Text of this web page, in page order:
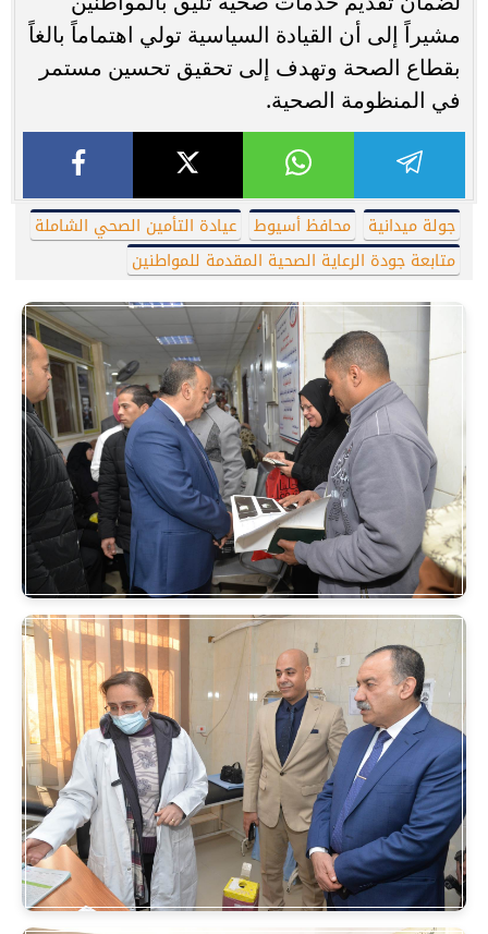
مشيراً إلى أن القيادة السياسية تولي اهتماماً بالغاً
بقطاع الصحة وتهدف إلى تحقيق تحسين مستمر
في المنظومة الصحية.
جولة ميدانية محافظ أسيوط
عيادة التأمين الصحي الشاملة
متابعة جودة الرعاية الصحية المقدمة للمواطنين